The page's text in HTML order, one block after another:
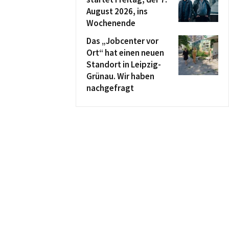
August 2026, ins
Wochenende
Das „Jobcenter vor
Ort“ hat einen neuen
Standort in Leipzig-
Grünau. Wir haben
nachgefragt